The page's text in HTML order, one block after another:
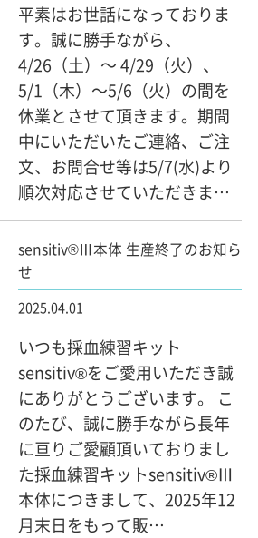
平素はお世話になっておりま
す。誠に勝手ながら、
4/26（土）～ 4/29（火）、
5/1（木）～5/6（火）の間を
休業とさせて頂きます。期間
中にいただいたご連絡、ご注
文、お問合せ等は5/7(水)より
順次対応させていただきま…
sensitiv®Ⅲ本体 生産終了のお知ら
せ
2025.04.01
いつも採血練習キット
sensitiv®をご愛用いただき誠
にありがとうございます。 こ
のたび、誠に勝手ながら長年
に亘りご愛顧頂いておりまし
た採血練習キットsensitiv®Ⅲ
本体につきまして、2025年12
月末日をもって販…